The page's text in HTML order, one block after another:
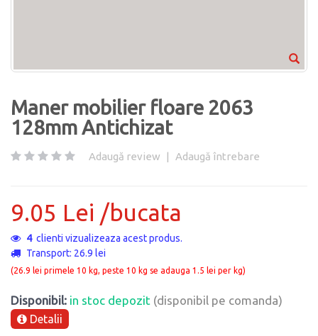
Maner mobilier floare 2063
128mm Antichizat
Adaugă review | Adaugă întrebare
9.05 Lei /bucata
4clienti vizualizeaza acest produs.
Transport: 26.9 lei
(26.9 lei primele 10 kg, peste 10 kg se adauga 1.5 lei per kg)
Disponibil: in stoc depozit (disponibil pe comanda)
Detalii